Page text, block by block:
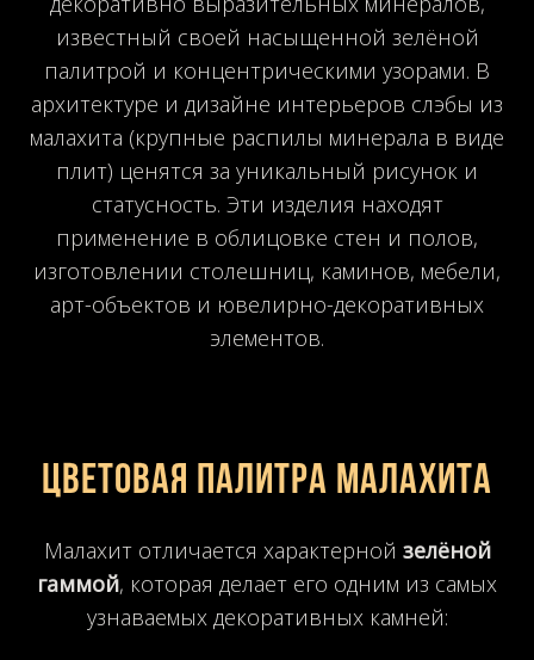
известный своей насыщенной зелёной
палитрой и концентрическими узорами. В
архитектуре и дизайне интерьеров слэбы из
малахита (крупные распилы минерала в виде
плит) ценятся за уникальный рисунок и
статусность. Эти изделия находят
применение в облицовке стен и полов,
изготовлении столешниц, каминов, мебели,
арт-объектов и ювелирно-декоративных
элементов.
Цветовая палитра малахита
Малахит отличается характерной зелёной
гаммой, которая делает его одним из самых
узнаваемых декоративных камней: